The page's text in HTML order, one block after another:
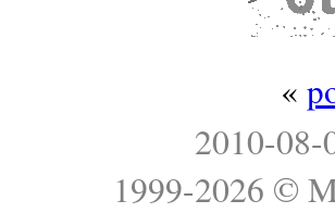
«
2010-
1999-2026 ©